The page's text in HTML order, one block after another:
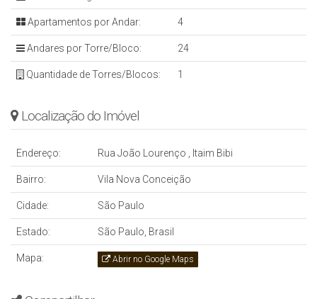
Apartamentos por Andar: 4
Andares por Torre/Bloco: 24
Quantidade de Torres/Blocos: 1
Localização do Imóvel
Endereço: Rua João Lourenço , Itaim Bibi
Bairro: Vila Nova Conceição
Cidade: São Paulo
Estado: São Paulo, Brasil
Mapa: Abrir no Google Maps